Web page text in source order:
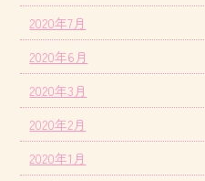
2020年7月
2020年6月
2020年3月
2020年2月
2020年1月